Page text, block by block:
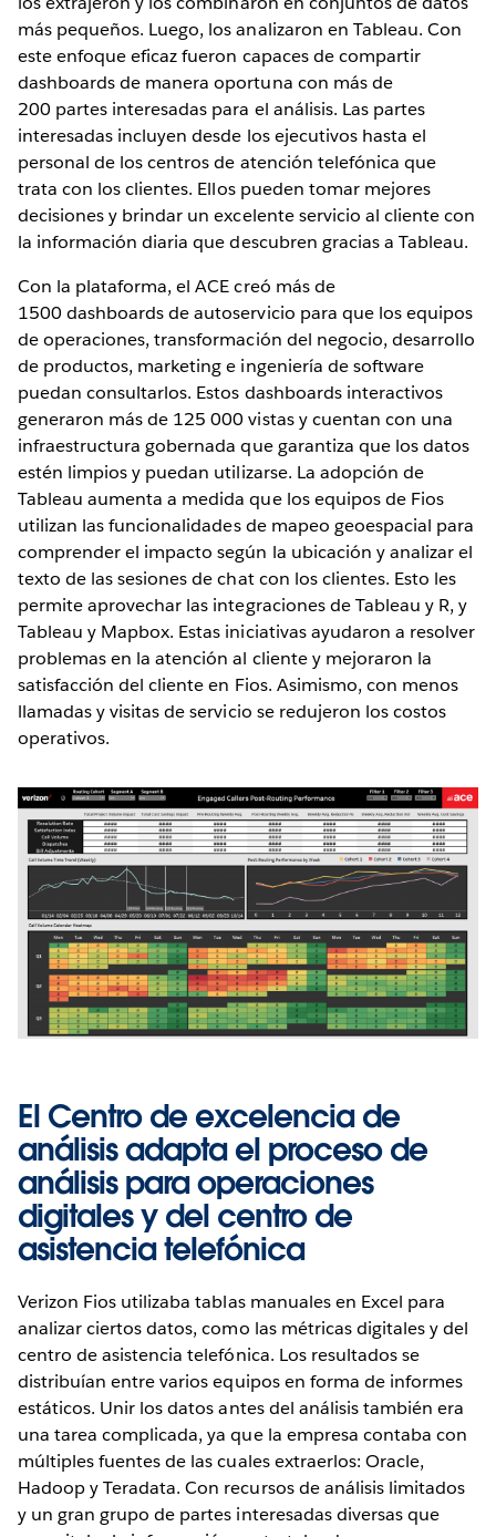
más pequeños. Luego, los analizaron en Tableau. Con
este enfoque eficaz fueron capaces de compartir
dashboards de manera oportuna con más de
200 partes interesadas para el análisis. Las partes
interesadas incluyen desde los ejecutivos hasta el
personal de los centros de atención telefónica que
trata con los clientes. Ellos pueden tomar mejores
decisiones y brindar un excelente servicio al cliente con
la información diaria que descubren gracias a Tableau.
Con la plataforma, el ACE creó más de
1500 dashboards de autoservicio para que los equipos
de operaciones, transformación del negocio, desarrollo
de productos, marketing e ingeniería de software
puedan consultarlos. Estos dashboards interactivos
generaron más de 125 000 vistas y cuentan con una
infraestructura gobernada que garantiza que los datos
estén limpios y puedan utilizarse. La adopción de
Tableau aumenta a medida que los equipos de Fios
utilizan las funcionalidades de mapeo geoespacial para
comprender el impacto según la ubicación y analizar el
texto de las sesiones de chat con los clientes. Esto les
permite aprovechar las integraciones de Tableau y R, y
Tableau y Mapbox. Estas iniciativas ayudaron a resolver
problemas en la atención al cliente y mejoraron la
satisfacción del cliente en Fios. Asimismo, con menos
llamadas y visitas de servicio se redujeron los costos
operativos.
El Centro de excelencia de
análisis adapta el proceso de
análisis para operaciones
digitales y del centro de
asistencia telefónica
Verizon Fios utilizaba tablas manuales en Excel para
analizar ciertos datos, como las métricas digitales y del
centro de asistencia telefónica. Los resultados se
distribuían entre varios equipos en forma de informes
estáticos. Unir los datos antes del análisis también era
una tarea complicada, ya que la empresa contaba con
múltiples fuentes de las cuales extraerlos: Oracle,
Hadoop y Teradata. Con recursos de análisis limitados
y un gran grupo de partes interesadas diversas que